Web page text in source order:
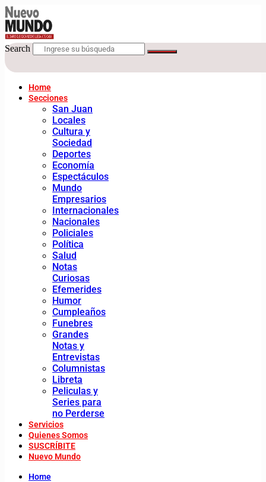
Search
Home
Secciones
San Juan
Locales
Cultura y
Sociedad
Deportes
Economía
Espectáculos
Mundo
Empresarios
Internacionales
Nacionales
Policiales
Política
Salud
Notas
Curiosas
Efemerides
Humor
Cumpleaños
Funebres
Grandes
Notas y
Entrevistas
Columnistas
Libreta
Peliculas y
Series para
no Perderse
Servicios
Quienes Somos
SUSCRÍBITE
Nuevo Mundo
Home